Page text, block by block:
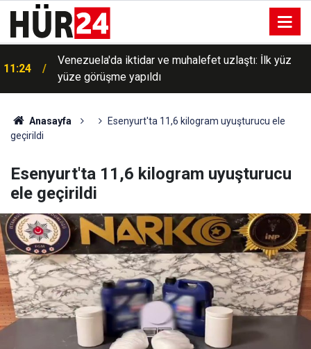
11:24
Venezuela'da iktidar ve muhalefet uzlaştı: İlk yüz
yüze görüşme yapıldı
Anasayfa
Esenyurt'ta 11,6 kilogram uyuşturucu ele
geçirildi
Esenyurt'ta 11,6 kilogram uyuşturucu
ele geçirildi